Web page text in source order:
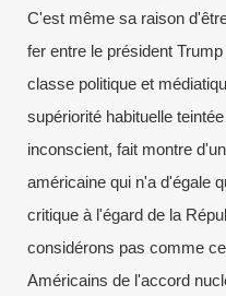
C'est même sa raison
fer entre le président
classe politique et
supériorité habituelle
inconscient, fait montre
américaine qui n'a d'égale
critique à l'égard de la
considérons pas comme
Américains de l'accord